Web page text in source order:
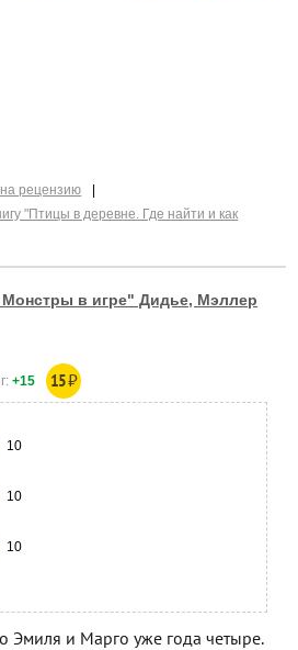
рецензию
"Птицы в деревне. Где найти и как
в игре" Дидье, Мэллер
+15 15₽
10
10
10
Эмиля и Марго уже года четыре.